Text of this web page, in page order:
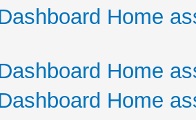
Home
Home
Home